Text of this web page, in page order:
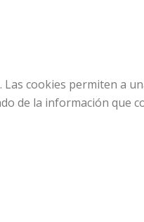
cookies permiten a
de la información que